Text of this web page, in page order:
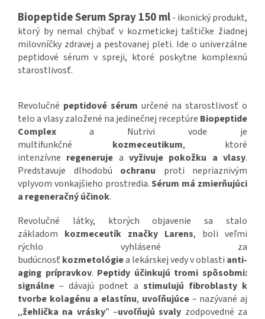
Biopeptide Serum Spray 150 ml- ikonický produkt,
ktorý by nemal chýbať v kozmetickej taštičke žiadnej
milovníčky zdravej a pestovanej pleti. Ide o univerzálne
peptidové sérum v spreji, ktoré poskytne komplexnú
starostlivosť.
Revolučné peptidové sérum určené na starostlivosť o
telo a vlasy založené na jedinečnej receptúre Biopeptide
Complex a Nutrivi vode je
multifunkčné kozmeceutikum, ktoré
intenzívne regeneruje avyživuje pokožku a vlasy.
Predstavuje dlhodobú ochranu proti nepriaznivým
vplyvom vonkajšieho prostredia.Sérum má zmierňujúci
a regeneračný účinok.
Revolučné látky, ktorých objavenie sa stalo
základom kozmeceutík značky Larens, boli veľmi
rýchlo vyhlásené za
budúcnosťkozmetológiea lekárskej vedy v oblasti anti-
aging prípravkov. Peptidy účinkujú tromi spôsobmi:
signálne – dávajú podnet a stimulujú fibroblasty k
tvorbe kolagénu a elastínu, uvoľňujúce– nazývané aj
,,žehlička na vrásky” –uvoľňujú svaly zodpovedné za